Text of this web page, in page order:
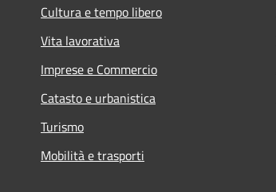
Cultura e tempo libero
Vita lavorativa
Imprese e Commercio
Catasto e urbanistica
Turismo
Mobilità e trasporti